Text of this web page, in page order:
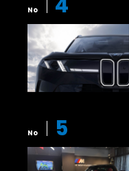
No
No 5